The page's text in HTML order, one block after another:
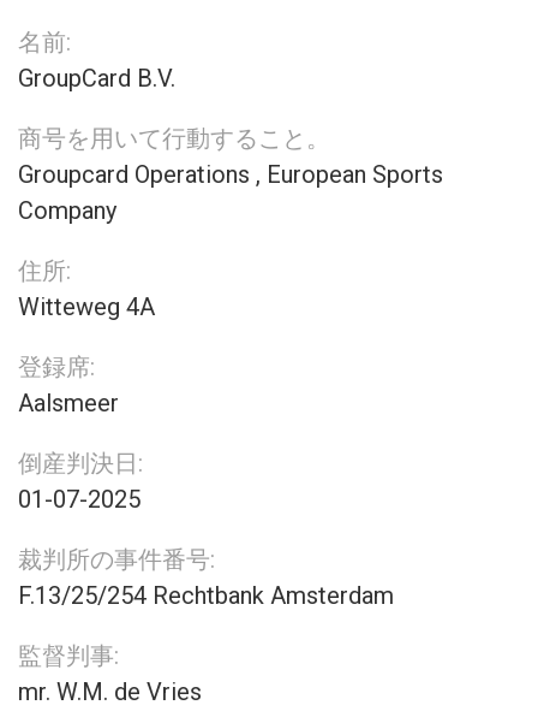
名前:
GroupCard B.V.
商号を用いて行動すること。
Groupcard Operations , European Sports
Company
住所:
Witteweg 4A
登録席:
Aalsmeer
倒産判決日:
01-07-2025
裁判所の事件番号:
F.13/25/254 Rechtbank Amsterdam
監督判事:
mr. W.M. de Vries